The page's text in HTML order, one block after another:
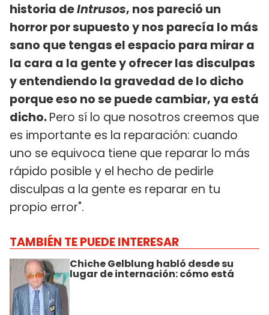
historia deIntrusos, nos pareció un
horror por supuesto y nos parecía lo más
sano que tengas el espacio para mirar a
la cara a la gente y ofrecer las disculpas
y entendiendo la gravedad de lo dicho
porque eso no se puede cambiar, ya está
dicho.Pero sí lo que nosotros creemos que
es importante es la reparación: cuando
uno se equivoca tiene que reparar lo más
rápido posible y el hecho de pedirle
disculpas a la gente es reparar en tu
propio error".
TAMBIÉN TE PUEDE INTERESAR
Chiche Gelblung habló desde su
lugar de internación: cómo está